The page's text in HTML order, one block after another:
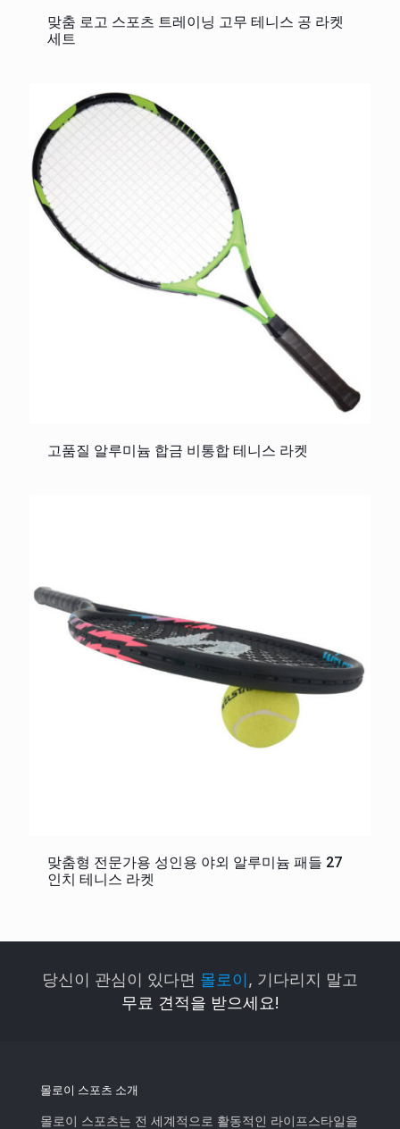
맞춤 로고 스포츠 트레이닝 고무 테니스 공 라켓
세트
고품질 알루미늄 합금 비통합 테니스 라켓
맞춤형 전문가용 성인용 야외 알루미늄 패들 27
인치 테니스 라켓
당신이 관심이 있다면 몰로이, 기다리지 말고
무료 견적을 받으세요!
몰로이 스포츠 소개
몰로이 스포츠는 전 세계적으로 활동적인 라이프스타일을